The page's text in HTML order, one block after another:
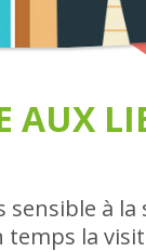
AUX
sensible à
temps la